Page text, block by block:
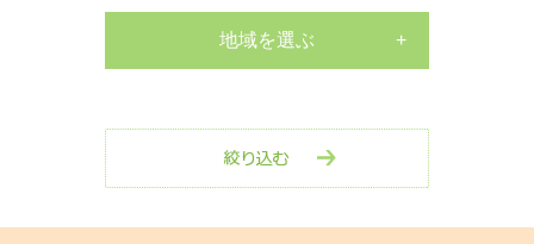
水栓交換工事
室内リフォーム
マンション地域を選ぶ